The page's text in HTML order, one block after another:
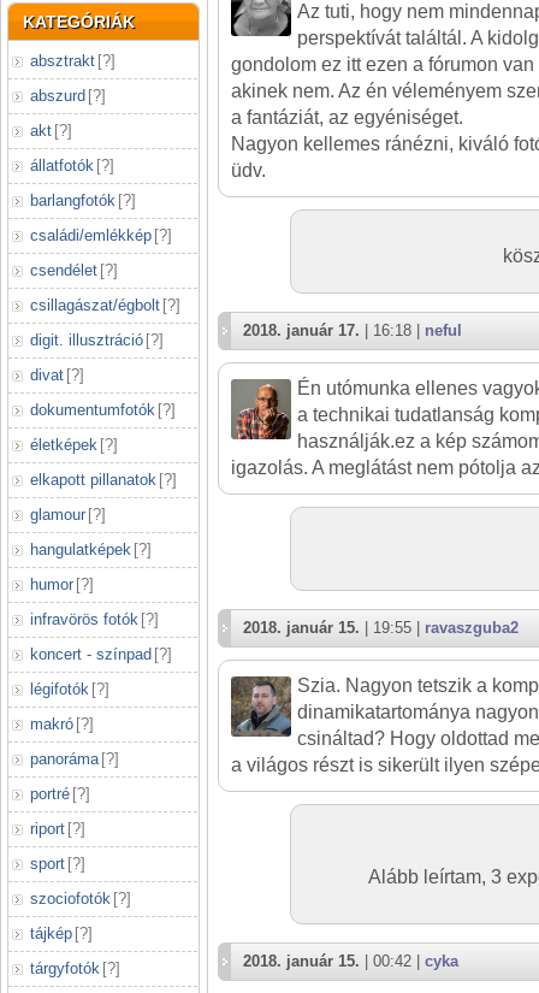
KATEGÓRIÁK
absztrakt [?]
abszurd [?]
akt [?]
állatfotók [?]
barlangfotók [?]
családi/emlékkép [?]
csendélet [?]
csillagászat/égbolt [?]
digit. illusztráció [?]
divat [?]
dokumentumfotók [?]
életképek [?]
elkapott pillanatok [?]
glamour [?]
hangulatképek [?]
humor [?]
infravörös fotók [?]
koncert - színpad [?]
légifotók [?]
makró [?]
panoráma [?]
portré [?]
riport [?]
sport [?]
szociofotók [?]
tájkép [?]
tárgyfotók [?]
Az tuti, hogy nem
perspektívát találtál. A
gondolom ez itt ezen a fórumon
akinek nem. Az én véleményem
a fantáziát, az egyéniséget.
Nagyon kellemes ránézni, kiváló
üdv.
2018. január 17. | 16:18 | neful
Én utómunka ellenes
a technikai tudatlanság
használják.ez a kép
igazolás. A meglátást nem pótolja
2018. január 15. | 19:55 | ravaszguba2
Szia. Nagyon tetszik a
dinamikatartománya
csináltad? Hogy oldottad
a világos részt is sikerült ilyen
Alább leírtam, 3
2018. január 15. | 00:42 | cyka